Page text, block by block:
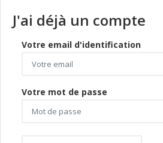
J'ai déjà un compte
Votre email d'identification
Votre mot de passe